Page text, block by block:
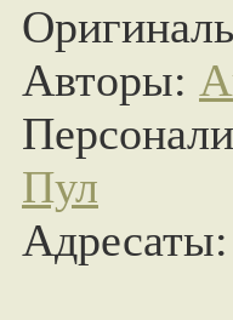
Авторы:
Пул
Адресаты: